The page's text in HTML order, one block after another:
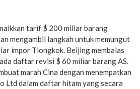
tarif $ 200 miliar barang
mengambil langkah untuk memungut
impor Tiongkok. Beijing membalas
daftar revisi $ 60 miliar barang AS.
marah Cina dengan menempatkan
Ltd dalam daftar hitam yang secara